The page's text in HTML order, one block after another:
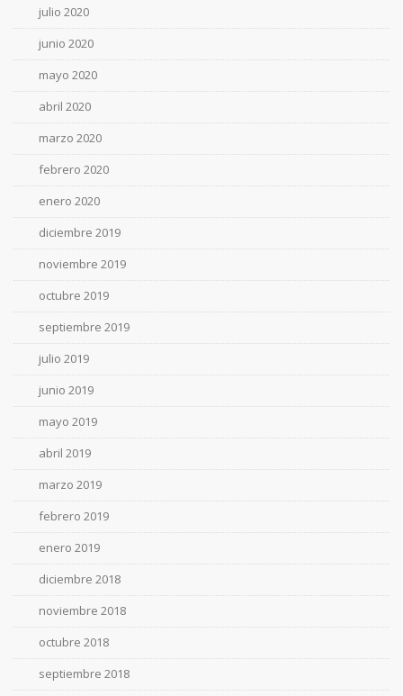
julio 2020
junio 2020
mayo 2020
abril 2020
marzo 2020
febrero 2020
enero 2020
diciembre 2019
noviembre 2019
octubre 2019
septiembre 2019
julio 2019
junio 2019
mayo 2019
abril 2019
marzo 2019
febrero 2019
enero 2019
diciembre 2018
noviembre 2018
octubre 2018
septiembre 2018